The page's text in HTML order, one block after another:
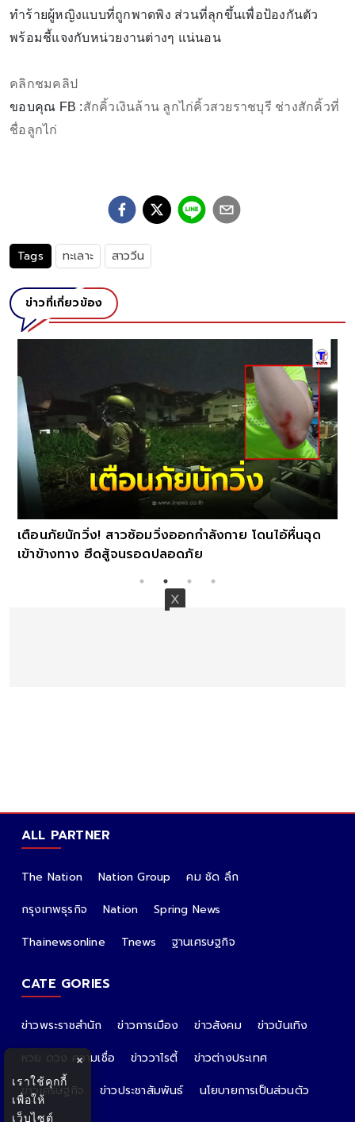
ทำร้ายผู้หญิงแบบที่ถูกพาดพิง ส่วนที่ลุกขึ้นเพื่อป้องกันตัว
พร้อมชี้แจงกับหน่วยงานต่างๆ แน่นอน
คลิกชมคลิป
ขอบคุณ FB :สักคิ้วเงินล้าน ลูกไก่คิ้วสวยราชบุรี ช่างสักคิ้วที่
ชื่อลูกไก่
Tags ทะเลาะ สาววีน
ข่าวที่เกี่ยวข้อง
เตือนภัยนักวิ่ง! สาวซ้อมวิ่งออกกำลังกาย โดนไอ้หื่นฉุด
เข้าข้างทาง ฮึดสู้จนรอดปลอดภัย
ALL PARTNER
The Nation Nation Group
คม ชัด ลึก
กรุงเทพธุรกิจ
Nation
Spring News
Thainewsonline
Tnews ฐานเศรษฐกิจ
CATE GORIES
ข่าวพระราชสำนัก ข่าวการเมือง ข่าวสังคม
ข่าวบันเทิง
หวย ดวง ความเชื่อ
ข่าววาไรตี้
ข่าวต่างประเทศ
ข่าวเศรษฐกิจ
ข่าวประชาสัมพันธ์ นโยบายการเป็นส่วนตัว
×
เราใช้คุกกี้
เพื่อให้
เว็บไซต์